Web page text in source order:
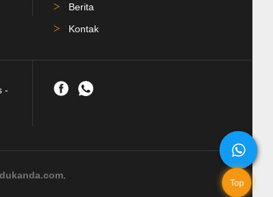
Berita
Kontak
-
Top